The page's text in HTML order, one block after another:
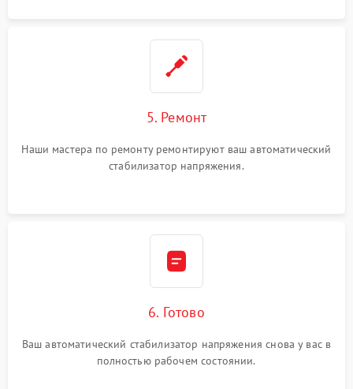
5. Ремонт
Наши мастера по ремонту ремонтируют ваш автоматический
стабилизатор напряжения.
6. Готово
Ваш автоматический стабилизатор напряжения снова у вас в
полностью рабочем состоянии.